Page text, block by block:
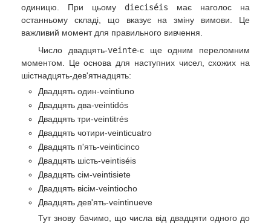
одиницю. При цьому dieciséis має наголос на
останньому складі, що вказує на зміну вимови. Це
важливий момент для правильного вивчення.
Число двадцять-veinte-є ще одним переломним
моментом. Це основа для наступних чисел, схожих на
шістнадцять-дев'ятнадцять:
Двадцять один-veintiuno
Двадцять два-veintidós
Двадцять три-veintitrés
Двадцять чотири-veinticuatro
Двадцять п'ять-veinticinco
Двадцять шість-veintiséis
Двадцять сім-veintisiete
Двадцять вісім-veintiocho
Двадцять дев'ять-veintinueve
Тут знову бачимо, що числа від двадцяти одного до